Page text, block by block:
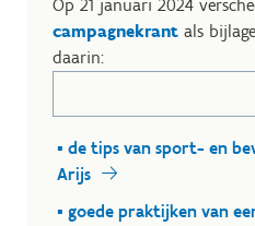
Op 21 januari 2024
campagnekrant als
daarin:
▪ de tips van sport- en
Arijs
▪ goede praktijken van